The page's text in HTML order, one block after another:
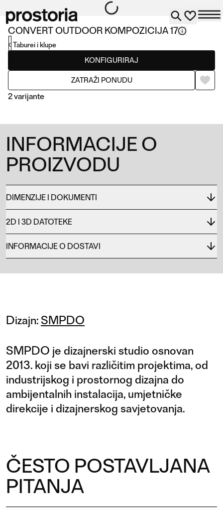
CONVERT OUTDOOR KOMPOZICIJA 17
KONFIGURIRAJ
ZATRAŽI PONUDU
2 varijante
KOMPOZICIJA 17 KOMPOZICIJA 06
Taburei i klupe
INFORMACIJE O
PROIZVODU
DIMENZIJE I DOKUMENTI
2D I 3D DATOTEKE
INFORMACIJE O DOSTAVI
Dizajn: SMPDO
SMPDO je dizajnerski studio osnovan
2013. koji se bavi različitim projektima, od
industrijskog i prostornog dizajna do
ambijentalnih instalacija, umjetničke
direkcije i dizajnerskog savjetovanja.
ČESTO POSTAVLJANA
PITANJA